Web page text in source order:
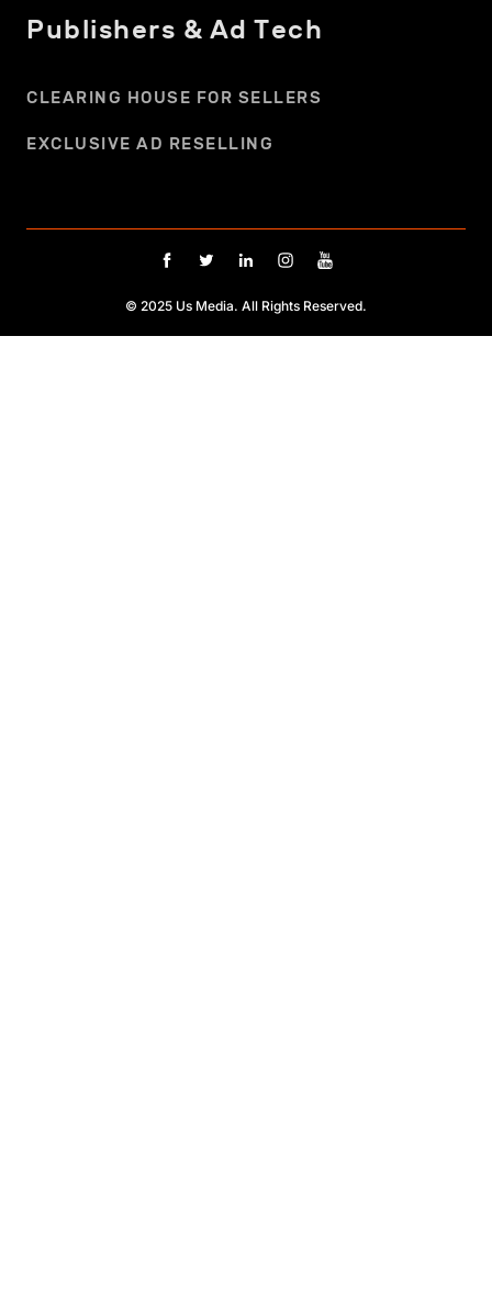
Publishers & Ad Tech
CLEARING HOUSE FOR SELLERS
EXCLUSIVE AD RESELLING
© 2025 Us Media. All Rights Reserved.